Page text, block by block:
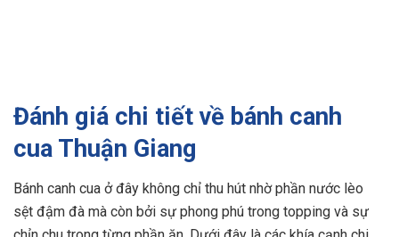
Đánh giá chi tiết về bánh canh
cua Thuận Giang
Bánh canh cua ở đây không chỉ thu hút nhờ phần nước lèo
sệt đậm đà mà còn bởi sự phong phú trong topping và sự